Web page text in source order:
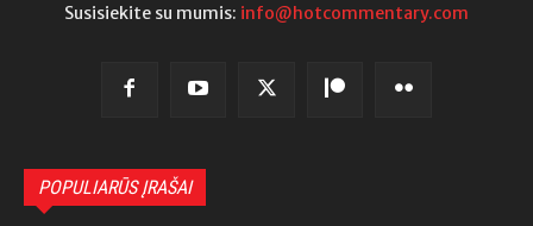
Susisiekite su mumis: info@hotcommentary.com
POPULIARŪS ĮRAŠAI